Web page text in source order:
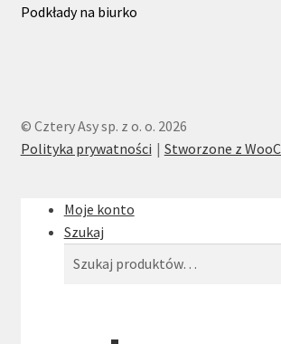
Podkłady na biurko
© Cztery Asy sp. z o. o. 2026
Polityka prywatności
Stworzone z
Moje konto
Szukaj